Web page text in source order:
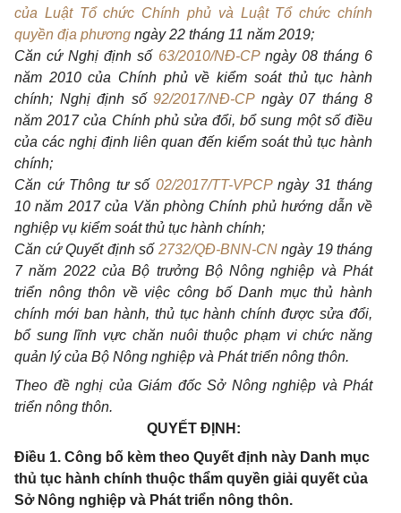
của Luật Tổ chức Chính phủ và Luật Tổ chức chính
quyền địa phương ngày 22 tháng 11 năm 2019;
Căn cứ Nghị định số 63/2010/NĐ-CPngày 08 tháng 6
năm 2010 của Chính phủ về kiểm soát thủ tục hành
chính; Nghị định số 92/2017/NĐ-CPngày 07 tháng 8
năm 2017 của Chính phủ sửa đổi, bổ sung một số điều
của các nghị định liên quan đến kiểm soát thủ tục hành
chính;
Căn cứ Thông tư số 02/2017/TT-VPCPngày 31 tháng
10 năm 2017 của Văn phòng Chính phủ hướng dẫn về
nghiệp vụ kiểm soát thủ tục hành chính;
Căn cứ Quyết định số 2732/QĐ-BNN-CNngày 19 tháng
7 năm 2022 của Bộ trưởng Bộ Nông nghiệp và Phát
triển nông thôn về việc công bố Danh mục thủ hành
chính mới ban hành, thủ tục hành chính được sửa đổi,
bổ sung lĩnh vực chăn nuôi thuộc phạm vi chức năng
quản lý của Bộ Nông nghiệp và Phát triển nông thôn.
Theo đề nghị của Giám đốc Sở Nông nghiệp và Phát
triển nông thôn.
QUYẾT ĐỊNH:
Điều 1. Công bố kèm theo Quyết định này Danh mục
thủ tục hành chính thuộc thẩm quyền giải quyết của
Sở Nông nghiệp và Phát triển nông thôn.